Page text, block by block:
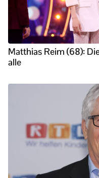
Matthias Reim (68):
alle